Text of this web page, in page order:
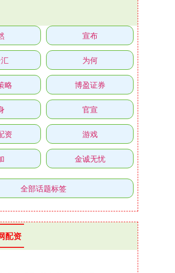
宣布
为何
略 博盈证券
官宣
资 游戏
金诚无忧
全部话题标签
配资